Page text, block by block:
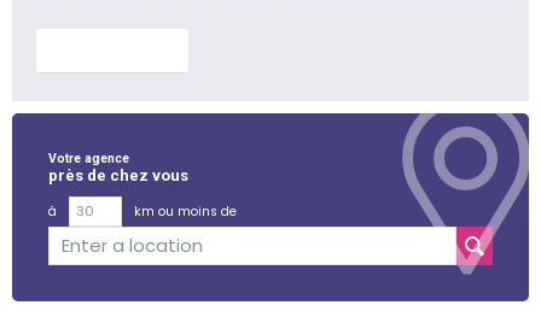
Votre agence
près de chez vous
à
km ou moins de